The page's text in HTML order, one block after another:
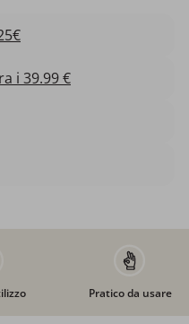
i 39.99 €
Pratico da usare